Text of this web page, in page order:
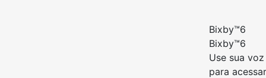
Bixby™6
Bixby™6
Use sua voz
para acessar